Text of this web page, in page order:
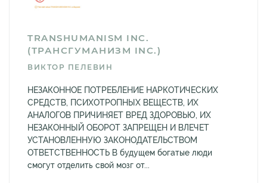
TRANSHUMANISM INC.
(ТРАНСГУМАНИЗМ INC.)
ВИКТОР ПЕЛЕВИН
НЕЗАКОННОЕ ПОТРЕБЛЕНИЕ НАРКОТИЧЕСКИХ
СРЕДСТВ, ПСИХОТРОПНЫХ ВЕЩЕСТВ, ИХ
АНАЛОГОВ ПРИЧИНЯЕТ ВРЕД ЗДОРОВЬЮ, ИХ
НЕЗАКОННЫЙ ОБОРОТ ЗАПРЕЩЕН И ВЛЕЧЕТ
УСТАНОВЛЕННУЮ ЗАКОНОДАТЕЛЬСТВОМ
ОТВЕТСТВЕННОСТЬ В будущем богатые люди
смогут отделить свой мозг от...